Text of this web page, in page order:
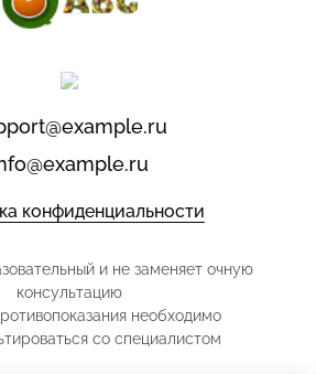
конфиденциальности
и не заменяет очную
консультацию
необходимо
со специалистом